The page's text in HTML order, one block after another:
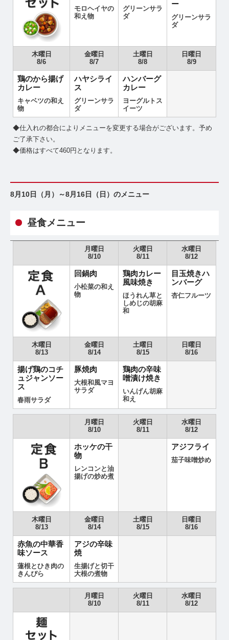
モロヘイヤの
和え物
グリーンサラ
ダ
ー
グリーンサラ
ダ
木曜日
8/6
金曜日
8/7
土曜日
8/8
日曜日
8/9
鶏のから揚げ
カレー
キャベツの和え
物
ハヤシライ
ス
グリーンサラ
ダ
ハンバーグ
カレー
ヨーグルトス
イーツ
◆仕入れの都合によりメニューを変更する場合がございます。予め
ご了承下さい。
◆価格はすべて460円となります。
8月10日（月）～8月16日（日）のメニュー
昼食メニュー
月曜日
8/10
火曜日
8/11
水曜日
8/12
回鍋肉
小松菜の和え
物
鶏肉カレー
風味焼き
ほうれん草と
しめじの胡麻
和
目玉焼きハ
ンバーグ
杏仁フルーツ
木曜日
8/13
金曜日
8/14
土曜日
8/15
日曜日
8/16
揚げ鶏のコチ
ュジャンソー
ス
春雨サラダ
豚焼肉
大根和風マヨ
サラダ
鶏肉の辛味
噌漬け焼き
いんげん胡麻
和え
月曜日
8/10
火曜日
8/11
水曜日
8/12
ホッケの干
物
レンコンと油
揚げの炒め煮
アジフライ
茄子味噌炒め
木曜日
8/13
金曜日
8/14
土曜日
8/15
日曜日
8/16
赤魚の中華香
味ソース
蓮根とひき肉の
きんぴら
アジの辛味
焼
生揚げと切干
大根の煮物
月曜日
8/10
火曜日
8/11
水曜日
8/12